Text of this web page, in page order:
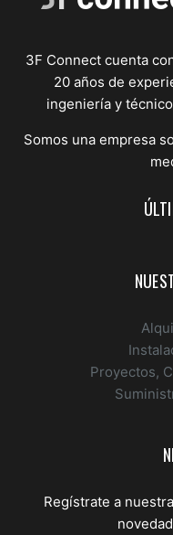
3F Connect cuenta
20 años de
ingeniería y
Somos una empresa
Proyectos,
Regístrate a